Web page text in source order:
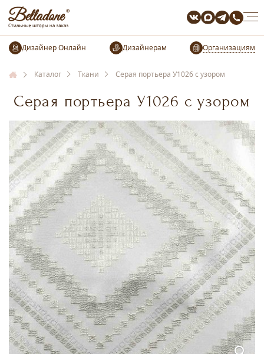
Организациям
Каталог Ткани Серая портьера У1026 с узором
Серая портьера У1026 с узором